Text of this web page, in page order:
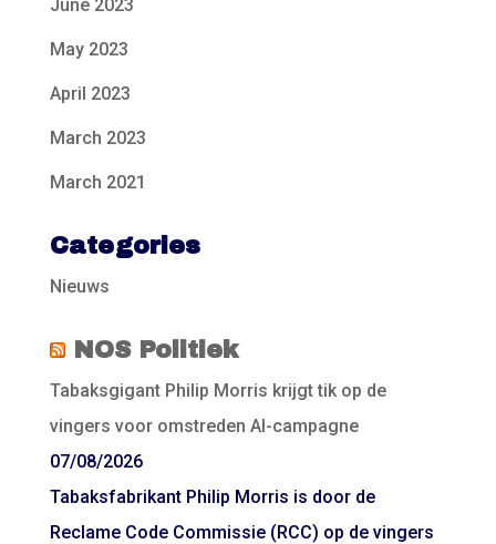
June 2023
May 2023
April 2023
March 2023
March 2021
Categories
Nieuws
NOS Politiek
Tabaksgigant Philip Morris krijgt tik op de
vingers voor omstreden AI-campagne
07/08/2026
Tabaksfabrikant Philip Morris is door de
Reclame Code Commissie (RCC) op de vingers